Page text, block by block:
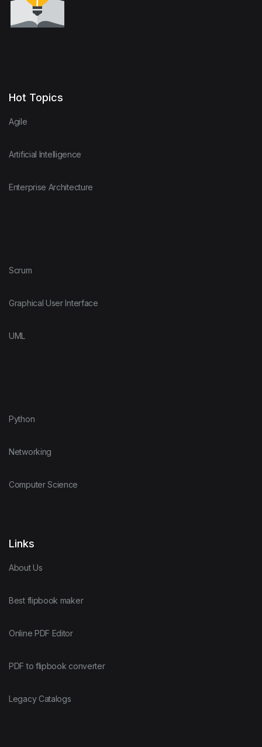
Hot Topics
Agile
Artificial Intelligence
Enterprise Architecture
Scrum
Graphical User Interface
UML
Python
Networking
Computer Science
Links
About Us
Best flipbook maker
Online PDF Editor
PDF to flipbook converter
Legacy Catalogs